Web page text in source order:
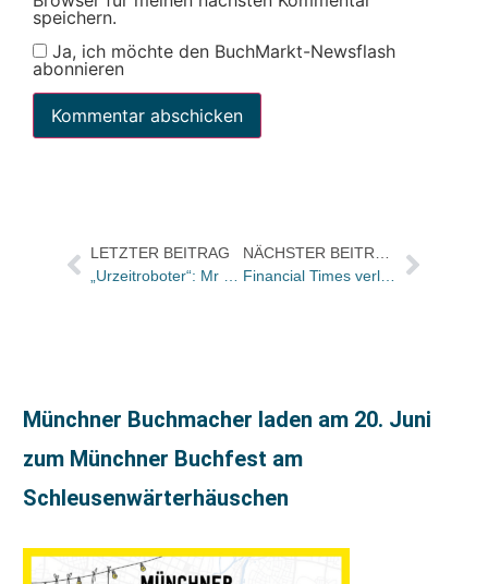
speichern.
Ja, ich möchte den BuchMarkt-Newsflash
abonnieren
LETZTER BEITRAG
Münchner Buchmacher laden am 20. Juni
zum Münchner Buchfest am
Schleusenwärterhäuschen